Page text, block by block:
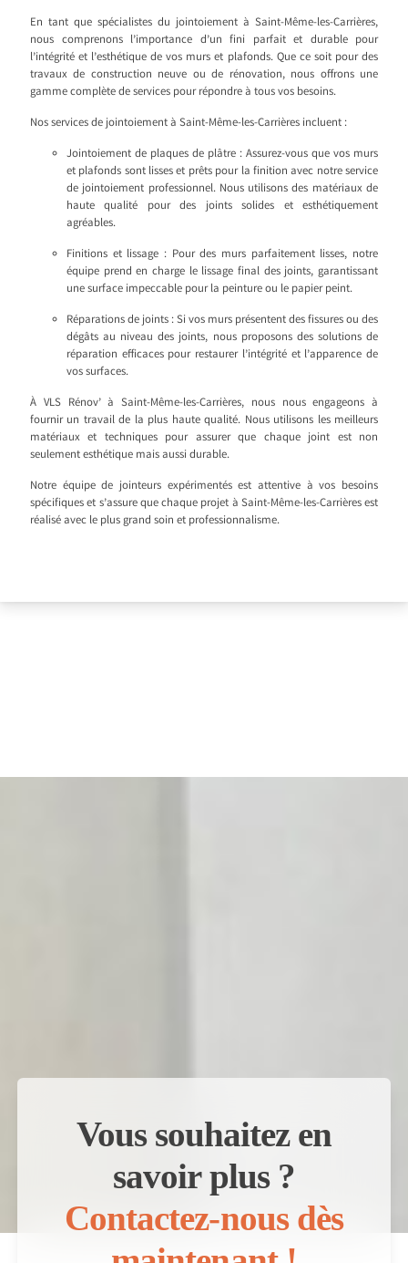
En tant que spécialistes du jointoiement à Saint-Même-les-Carrières,
nous comprenons l’importance d’un fini parfait et durable pour
l’intégrité et l’esthétique de vos murs et plafonds. Que ce soit pour des
travaux de construction neuve ou de rénovation, nous offrons une
gamme complète de services pour répondre à tous vos besoins.
Nos services de jointoiement à Saint-Même-les-Carrières incluent :
Jointoiement de plaques de plâtre : Assurez-vous que vos murs
et plafonds sont lisses et prêts pour la finition avec notre service
de jointoiement professionnel. Nous utilisons des matériaux de
haute qualité pour des joints solides et esthétiquement
agréables.
Finitions et lissage : Pour des murs parfaitement lisses, notre
équipe prend en charge le lissage final des joints, garantissant
une surface impeccable pour la peinture ou le papier peint.
Réparations de joints : Si vos murs présentent des fissures ou des
dégâts au niveau des joints, nous proposons des solutions de
réparation efficaces pour restaurer l’intégrité et l’apparence de
vos surfaces.
À VLS Rénov’ à Saint-Même-les-Carrières, nous nous engageons à
fournir un travail de la plus haute qualité. Nous utilisons les meilleurs
matériaux et techniques pour assurer que chaque joint est non
seulement esthétique mais aussi durable.
Notre équipe de jointeurs expérimentés est attentive à vos besoins
spécifiques et s’assure que chaque projet à Saint-Même-les-Carrières est
réalisé avec le plus grand soin et professionnalisme.
Vous souhaitez en
savoir plus ?
Contactez-nous dès